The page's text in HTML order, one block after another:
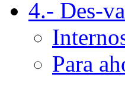
4.- Des-
Para